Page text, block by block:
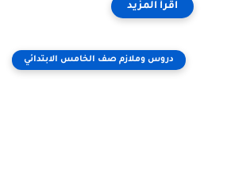
دروس وملازم صف الخامس الابتدائي